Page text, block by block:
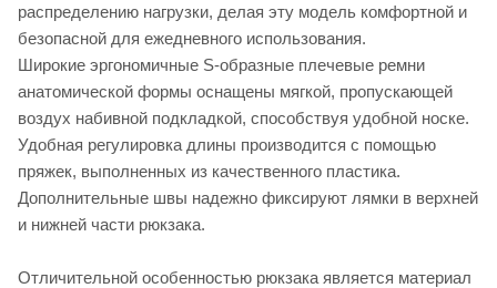
распределению нагрузки, делая эту модель комфортной и
безопасной для ежедневного использования.
Широкие эргономичные S-образные плечевые ремни
анатомической формы оснащены мягкой, пропускающей
воздух набивной подкладкой, способствуя удобной носке.
Удобная регулировка длины производится с помощью
пряжек, выполненных из качественного пластика.
Дополнительные швы надежно фиксируют лямки в верхней
и нижней части рюкзака.
Отличительной особенностью рюкзака является материал